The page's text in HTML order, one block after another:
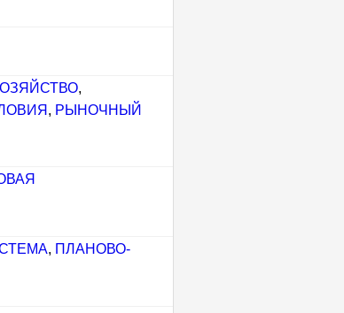
,
, РЫНОЧНЫЙ
, ПЛАНОВО-